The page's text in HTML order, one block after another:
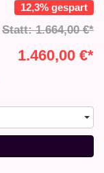
12,3% gespart
Statt: 1.664,00 €*
1.460,00 €*